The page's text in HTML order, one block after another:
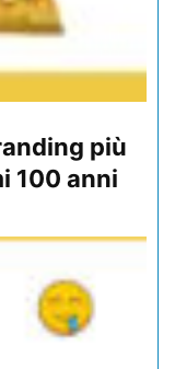
più
100 anni